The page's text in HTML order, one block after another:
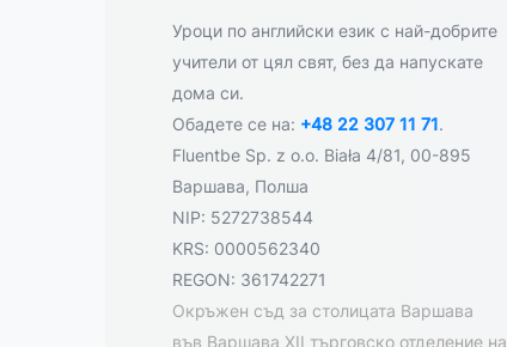
Уроци по английски език с най-добрите
учители от цял свят, без да напускате
дома си.
Обадете се на: +48 22 307 11 71.
Fluentbe Sp. z o.o. Biała 4/81, 00-895
Варшава, Полша
NIP: 5272738544
KRS: 0000562340
REGON: 361742271
Окръжен съд за столицата Варшава
във Варшава XII търговско отделение на